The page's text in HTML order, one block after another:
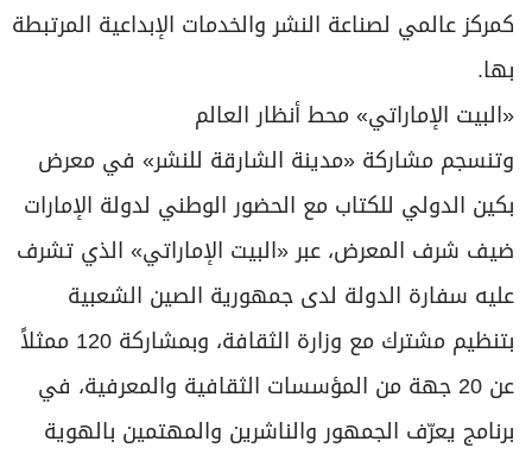
كمركز عالمي لصناعة النشر والخدمات الإبداعية المرتبطة
بها.
«البيت الإماراتي» محط أنظار العالم
وتنسجم مشاركة «مدينة الشارقة للنشر» في معرض
بكين الدولي للكتاب مع الحضور الوطني لدولة الإمارات
ضيف شرف المعرض، عبر «البيت الإماراتي» الذي تشرف
عليه سفارة الدولة لدى جمهورية الصين الشعبية
بتنظيم مشترك مع وزارة الثقافة، وبمشاركة 120 ممثلاً
عن 20 جهة من المؤسسات الثقافية والمعرفية، في
برنامج يعرّف الجمهور والناشرين والمهتمين بالهوية